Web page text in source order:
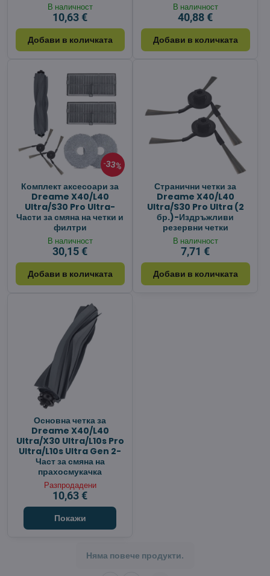
В наличност
10,63 €
Добави в количката
В наличност
40,88 €
Добави в количката
33%
Комплект аксесоари за
Dreame X40/L40
Ultra/S30 Pro Ultra-
Части за смяна на четки и
филтри
В наличност
30,15 €
Добави в количката
Странични четки за
Dreame X40/L40
Ultra/S30 Pro Ultra (2
бр.)-Издръжливи
резервни четки
В наличност
7,71 €
Добави в количката
Основна четка за
Dreame X40/L40
Ultra/X30 Ultra/L10s Pro
Ultra/L10s Ultra Gen 2-
Част за смяна на
прахосмукачка
Разпродадени
10,63 €
Покажи
Няма повече продукти.